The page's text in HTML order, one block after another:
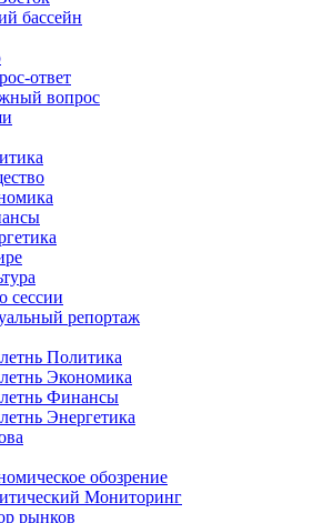
бассейн
ответ
вопрос
сессии
репортаж
Политика
Экономика
Финансы
Энергетика
обозрение
Мониторинг
рынков